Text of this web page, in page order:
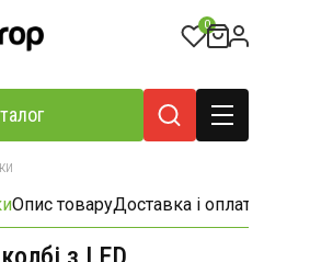
0
Опис товаруДоставка і оплата